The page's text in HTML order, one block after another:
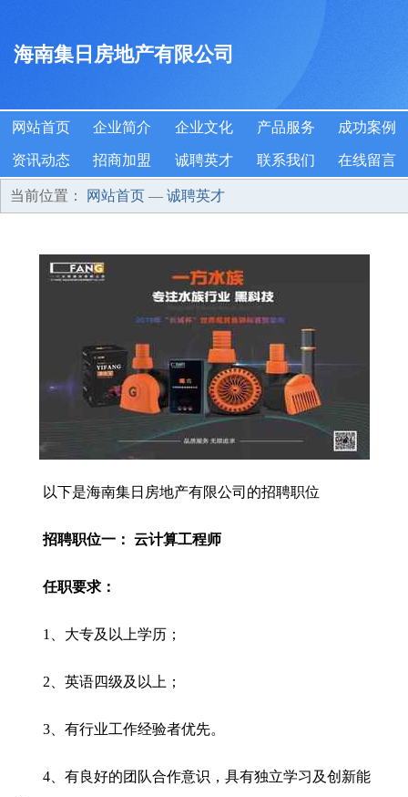
海南集日房地产有限公司
网站首页 企业简介 企业文化 产品服务 成功案例
资讯动态 招商加盟 诚聘英才 联系我们 在线留言
当前位置： 网站首页 — 诚聘英才
以下是海南集日房地产有限公司的招聘职位
招聘职位一： 云计算工程师
任职要求：
1、大专及以上学历；
2、英语四级及以上；
3、有行业工作经验者优先。
4、有良好的团队合作意识，具有独立学习及创新能